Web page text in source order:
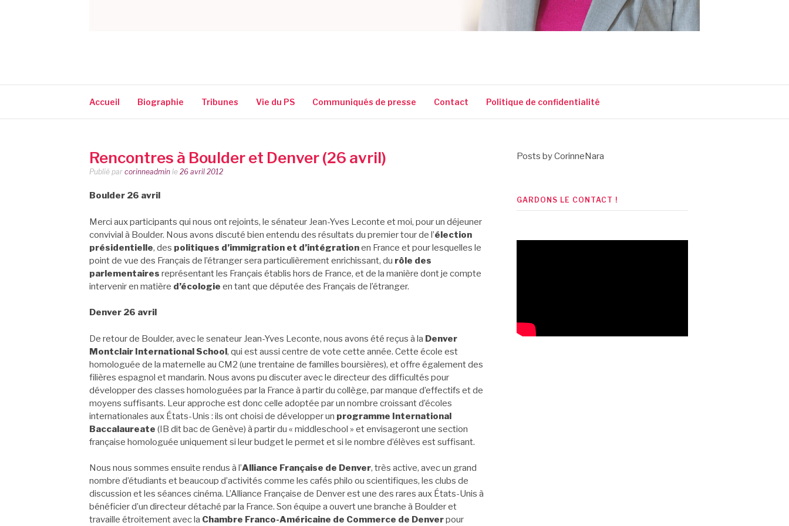
Accueil Biographie Tribunes Vie du PS Communiqués de presse Contact Politique de confidentialité
Rencontres à Boulder et Denver (26 avril)
Publié par corinneadmin le 26 avril 2012
Boulder 26 avril
Merci aux participants qui nous ont rejoints, le sénateur Jean-Yves Leconte et moi, pour un déjeuner
convivial à Boulder. Nous avons discuté bien entendu des résultats du premier tour de l’élection
présidentielle, des politiques d’immigration et d’intégrationen France et pour lesquelles le
point de vue des Français de l’étranger sera particulièrement enrichissant, du rôle des
parlementaires représentant les Français établis hors de France, et de la manière dont je compte
intervenir en matière d’écologie en tant que députée des Français de l’étranger.
Denver 26 avril
De retour de Boulder, avec le senateur Jean-Yves Leconte, nous avons été reçus à la Denver
Montclair International School, qui est aussi centre de vote cette année. Cette école est
homologuée de la maternelle au CM2 (une trentaine de familles boursières), et offre également des
filières espagnol et mandarin. Nous avons pu discuter avec le directeur des difficultés pour
développer des classes homologuées par la France à partir du collège, par manque d’effectifs et de
moyens suffisants. Leur approche est donc celle adoptée par un nombre croissant d’écoles
internationales aux États-Unis : ils ont choisi de développer un programme International
Baccalaureate (IB dit bac de Genève) à partir du « middleschool » et envisageront une section
française homologuée uniquement si leur budget le permet et si le nombre d’élèves est suffisant.
Nous nous sommes ensuite rendus à l’Alliance Française de Denver, très active, avec un grand
nombre d’étudiants et beaucoup d’activités comme les cafés philo ou scientifiques, les clubs de
discussion et les séances cinéma. L’Alliance Française de Denver est une des rares aux États-Unis à
bénéficier d’un directeur détaché par la France. Son équipe a ouvert une branche à Boulder et
travaille étroitement avec la Chambre Franco-Américaine de Commerce de Denverpour
Posts by CorinneNara
GARDONS LE CONTACT !